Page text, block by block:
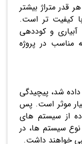
قدر متراژ بیشتر
کیفیت تر است.
و کوددهی
مناسب در پروژه
شد، پیچیدگی
موثر است. پس
از سیستم های
سیستم ها، در
خواهند داشت.